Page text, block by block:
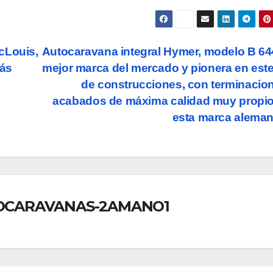
Autocaravana integral Hymer, modelo B
mejor marca del mercado y pionera en
de construcciones, con
acabados de máxima calidad muy
esta marca
2AMANO1